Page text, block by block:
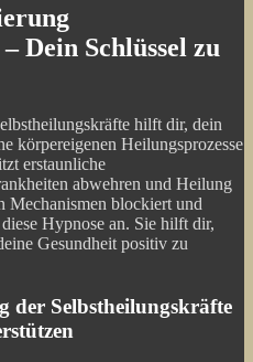
Dein Schlüssel zu
hilft dir, dein
körpereigenen Heilungsprozesse
erstaunliche
abwehren und Heilung
Mechanismen blockiert und
Hypnose an. Sie hilft dir,
Gesundheit positiv zu
der Selbstheilungskräfte